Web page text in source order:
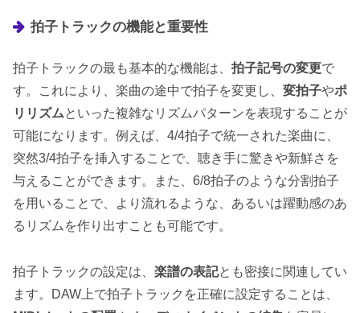
拍子トラックの機能と重要性
拍子トラックの最も基本的な機能は、 拍子記号の変更で
す。これにより、楽曲の途中で拍子を変更し、 変拍子やポ
リリズムといった複雑なリズムパターンを表現することが
可能になります。例えば、4/4拍子で統一された楽曲に、
突然3/4拍子を挿入することで、聴き手に驚きや新鮮さを
与えることができます。また、6/8拍子のような分割拍子
を用いることで、より流れるような、あるいは躍動感のあ
るリズムを作り出すことも可能です。
拍子トラックの設定は、 楽譜の表記とも密接に関連してい
ます。DAW上で拍子トラックを正確に設定することは、